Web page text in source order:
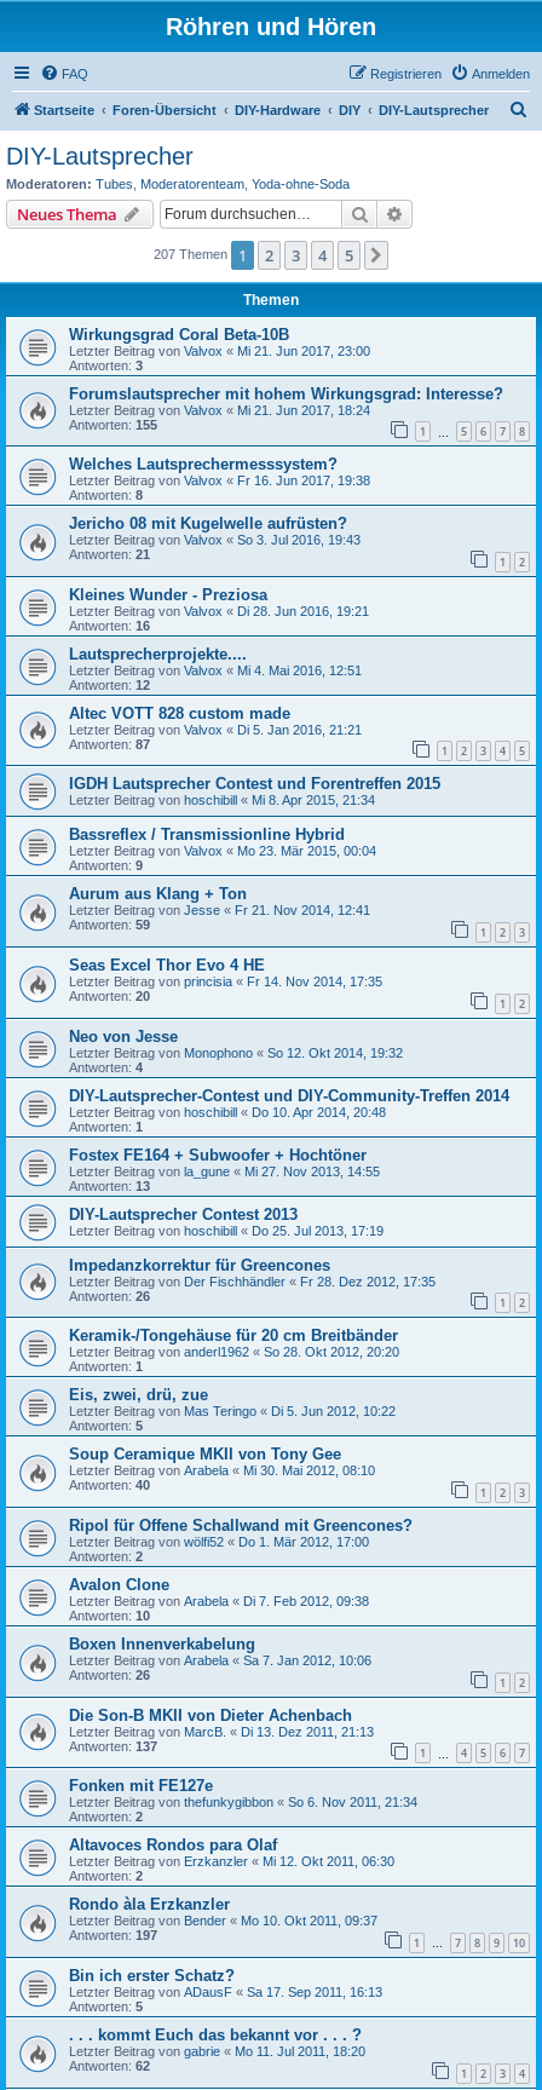
Röhren und Hören
FAQ Anmelden
Registrieren
Startseite Foren-Übersicht DIY-Hardware DIY DIY-Lautsprecher
DIY-Lautsprecher
Moderatoren: Tubes Moderatorenteam Yoda-ohne-Soda
Neues Thema Suche
207 Themen 1 2 3 4 5
Themen
Wirkungsgrad Coral Beta-10B
Letzter Beitrag von Valvox « Mi 21. Jun 2017, 23:00
Antworten: 3
Forumslautsprecher mit hohem Wirkungsgrad: Interesse?
Letzter Beitrag von Valvox « Mi 21. Jun 2017, 18:24
Antworten: 155 1 5 6 7 8
Welches Lautsprechermesssystem?
Letzter Beitrag von Valvox « Fr 16. Jun 2017, 19:38
Antworten: 8
Jericho 08 mit Kugelwelle aufrüsten?
Letzter Beitrag von Valvox « So 3. Jul 2016, 19:43
Antworten: 21 1 2
Kleines Wunder - Preziosa
Letzter Beitrag von Valvox « Di 28. Jun 2016, 19:21
Antworten: 16
Lautsprecherprojekte....
Letzter Beitrag von Valvox « Mi 4. Mai 2016, 12:51
Antworten: 12
Altec VOTT 828 custom made
Letzter Beitrag von Valvox « Di 5. Jan 2016, 21:21
Antworten: 87 1 2 3 4 5
IGDH Lautsprecher Contest und Forentreffen 2015
Letzter Beitrag von hoschibill « Mi 8. Apr 2015, 21:34
Bassreflex / Transmissionline Hybrid
Letzter Beitrag von Valvox « Mo 23. Mär 2015, 00:04
Antworten: 9
Aurum aus Klang + Ton
Letzter Beitrag von Jesse « Fr 21. Nov 2014, 12:41
Antworten: 59 1 2 3
Seas Excel Thor Evo 4 HE
Letzter Beitrag von princisia « Fr 14. Nov 2014, 17:35
Antworten: 20 1 2
Neo von Jesse
Letzter Beitrag von Monophono « So 12. Okt 2014, 19:32
Antworten: 4
DIY-Lautsprecher-Contest und DIY-Community-Treffen 2014
Letzter Beitrag von hoschibill « Do 10. Apr 2014, 20:48
Antworten: 1
Fostex FE164 + Subwoofer + Hochtöner
Letzter Beitrag von la_gune « Mi 27. Nov 2013, 14:55
Antworten: 13
DIY-Lautsprecher Contest 2013
Letzter Beitrag von hoschibill « Do 25. Jul 2013, 17:19
Impedanzkorrektur für Greencones
Letzter Beitrag von Der Fischhändler « Fr 28. Dez 2012, 17:35
Antworten: 26 1 2
Keramik-/Tongehäuse für 20 cm Breitbänder
Letzter Beitrag von anderl1962 « So 28. Okt 2012, 20:20
Antworten: 1
Eis, zwei, drü, zue
Letzter Beitrag von Mas Teringo « Di 5. Jun 2012, 10:22
Antworten: 5
Soup Ceramique MKII von Tony Gee
Letzter Beitrag von Arabela « Mi 30. Mai 2012, 08:10
Antworten: 40 1 2 3
Ripol für Offene Schallwand mit Greencones?
Letzter Beitrag von wölfi52 « Do 1. Mär 2012, 17:00
Antworten: 2
Avalon Clone
Letzter Beitrag von Arabela « Di 7. Feb 2012, 09:38
Antworten: 10
Boxen Innenverkabelung
Letzter Beitrag von Arabela « Sa 7. Jan 2012, 10:06
Antworten: 26 1 2
Die Son-B MKII von Dieter Achenbach
Letzter Beitrag von MarcB. « Di 13. Dez 2011, 21:13
Antworten: 137 1 4 5 6 7
Fonken mit FE127e
Letzter Beitrag von thefunkygibbon « So 6. Nov 2011, 21:34
Antworten: 2
Altavoces Rondos para Olaf
Letzter Beitrag von Erzkanzler « Mi 12. Okt 2011, 06:30
Antworten: 2
Rondo àla Erzkanzler
Letzter Beitrag von Bender « Mo 10. Okt 2011, 09:37
Antworten: 197 1 … 7 8 9 10
Bin ich erster Schatz?
Letzter Beitrag von ADausF « Sa 17. Sep 2011, 16:13
Antworten: 5
. . . kommt Euch das bekannt vor . . . ?
Letzter Beitrag von gabrie « Mo 11. Jul 2011, 18:20
Antworten: 62 1 2 3 4